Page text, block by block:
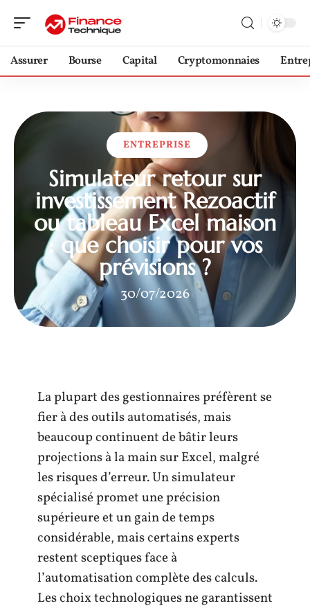
Assurer Bourse Capital Cryptomonnaies
ENTREPRISE
Simulateur retour sur
investissement Rezoactif
ou tableau Excel maison
: que choisir pour vos
prévisions ?
30/07/2026
La plupart des gestionnaires préfèrent se
fier à des outils automatisés, mais
beaucoup continuent de bâtir leurs
projections à la main sur Excel, malgré
les risques d’erreur. Un simulateur
spécialisé promet une précision
supérieure et un gain de temps
considérable, mais certains experts
restent sceptiques face à
l’automatisation complète des calculs.
Les choix technologiques ne garantissent